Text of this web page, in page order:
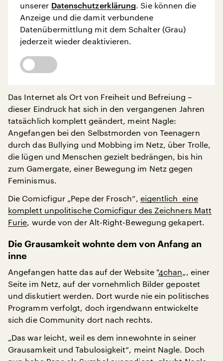
unserer Datenschutzerklärung. Sie können die
Anzeige und die damit verbundene
Datenübermittlung mit dem Schalter (Grau)
jederzeit wieder deaktivieren.
Das Internet als Ort von Freiheit und Befreiung –
dieser Eindruck hat sich in den vergangenen Jahren
tatsächlich komplett geändert, meint Nagle:
Angefangen bei den Selbstmorden von Teenagern
durch das Bullying und Mobbing im Netz, über Trolle,
die lügen und Menschen gezielt bedrängen, bis hin
zum Gamergate, einer Bewegung im Netz gegen
Feminismus.
Die Comicfigur „Pepe der Frosch“, eigentlich eine
komplett unpolitische Comicfigur des Zeichners Matt
Furie, wurde von der Alt-Right-Bewegung gekapert.
Die Grausamkeit wohnte dem von Anfang an
inne
Angefangen hatte das auf der Website "4chan„, einer
Seite im Netz, auf der vornehmlich Bilder gepostet
und diskutiert werden. Dort wurde nie ein politisches
Programm verfolgt, doch irgendwann entwickelte
sich die Community dort nach rechts.
„Das war leicht, weil es dem innewohnte in seiner
Grausamkeit und Tabulosigkeit“, meint Nagle. Doch